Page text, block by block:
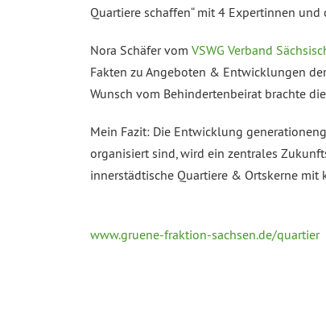
Quartiere schaffen“ mit 4 Expertinnen und
Nora Schäfer vom VSWG Verband
Fakten zu Angeboten & Entwicklungen
Wunsch vom Behindertenbeirat brachte
Mein Fazit: Die Entwicklung
organisiert sind, wird ein zentrales
innerstädtische Quartiere & Ortskerne mit
www.gruene-fraktion-sachsen.de/quartier